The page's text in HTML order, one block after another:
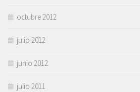
octubre 2012
julio 2012
junio 2012
julio 2011